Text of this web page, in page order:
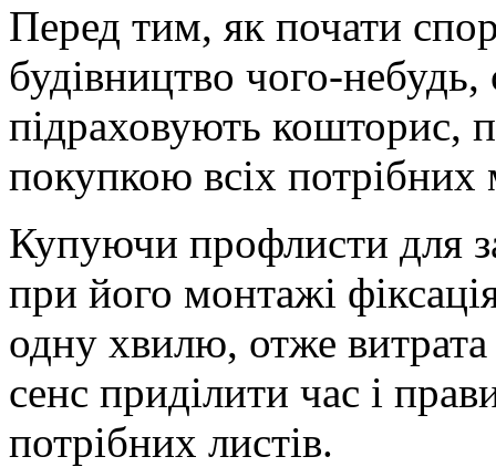
Перед тим, як почати
будівництво чого-небудь,
підраховують кошторис,
покупкою всіх потрібних
Купуючи профлисти для
при його монтажі
одну хвилю, отже
сенс приділити час і
потрібних листів.